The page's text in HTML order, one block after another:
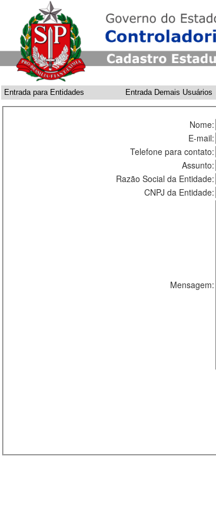
Entrada para Entidades Entrada Demais Usuários
Nome:
E-mail:
Telefone para contato:
Assunto:
Razão Social da Entidade:
CNPJ da Entidade:
Mensagem: